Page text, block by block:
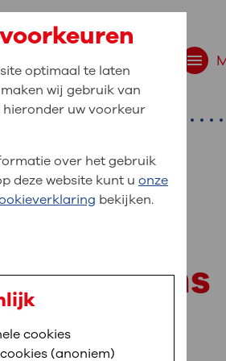
op
,Digitalisering
gegevens
kunt u uw medische
breidt MijnOLVG
gegevens
optimaal te laten
wij gebruik van
hieronder uw voorkeur
over het gebruik
deze website kunt u onze
bekijken.
cookies
(anoniem)